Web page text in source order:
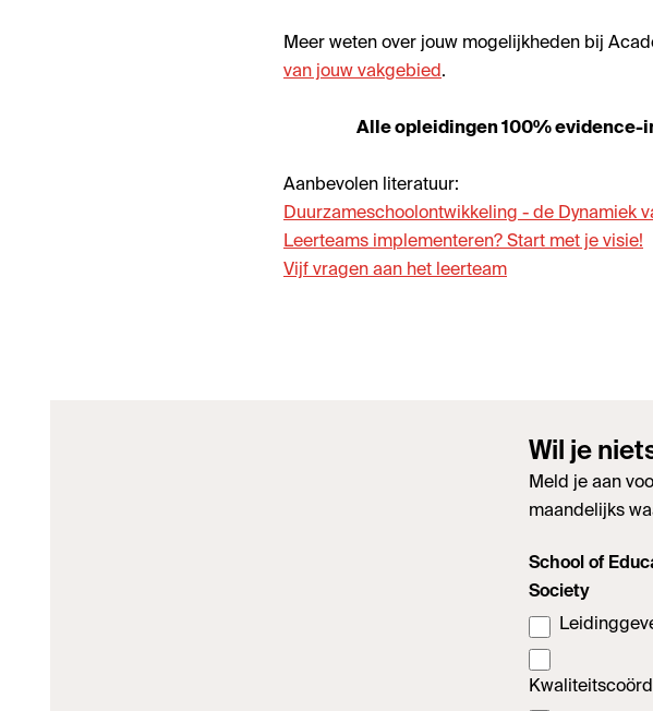
Meer weten over jouw mogelijkheden bij
van jouw vakgebied .
Alle opleidingen 100% evidence-
Aanbevolen literatuur:
Duurzameschoolontwikkeling - de Dynamiek
Leerteams implementeren? Start met je visie!
Vijf vragen aan het leerteam
Wil je
Meld je aan
maandelijks
School of
Society